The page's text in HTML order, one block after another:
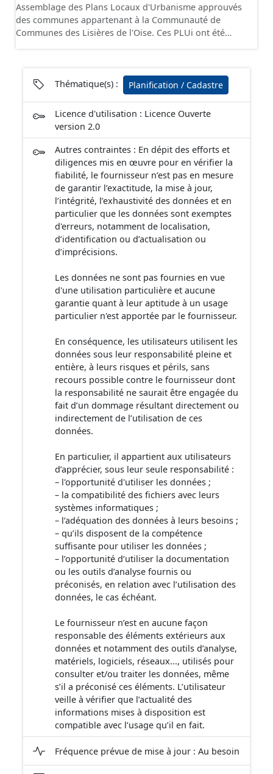
Assemblage des Plans Locaux d'Urbanisme approuvés
des communes appartenant à la Communauté de
Communes des Lisières de l'Oise. Ces PLUi ont été
et graphiques, les annexes, les OAP et les données
de ces données, il est rappelé que seuls les documents
papier font foi et sont opposables d'un point de vue
juridique.
Thématique(s) : Planification / Cadastre
Licence d'utilisation : Licence Ouverte
version 2.0
Autres contraintes : En dépit des efforts et
diligences mis en œuvre pour en vérifier la
fiabilité, le fournisseur n’est pas en mesure
de garantir l’exactitude, la mise à jour,
l’intégrité, l’exhaustivité des données et en
particulier que les données sont exemptes
d'erreurs, notamment de localisation,
d’identification ou d’actualisation ou
d’imprécisions.
Les données ne sont pas fournies en vue
d'une utilisation particulière et aucune
garantie quant à leur aptitude à un usage
particulier n'est apportée par le fournisseur.
En conséquence, les utilisateurs utilisent les
données sous leur responsabilité pleine et
entière, à leurs risques et périls, sans
recours possible contre le fournisseur dont
la responsabilité ne saurait être engagée du
fait d’un dommage résultant directement ou
indirectement de l’utilisation de ces
données.
En particulier, il appartient aux utilisateurs
d’apprécier, sous leur seule responsabilité :
– l'opportunité d'utiliser les données ;
– la compatibilité des fichiers avec leurs
systèmes informatiques ;
– l’adéquation des données à leurs besoins ;
– qu’ils disposent de la compétence
suffisante pour utiliser les données ;
– l’opportunité d’utiliser la documentation
ou les outils d’analyse fournis ou
préconisés, en relation avec l’utilisation des
données, le cas échéant.
Le fournisseur n’est en aucune façon
responsable des éléments extérieurs aux
données et notamment des outils d’analyse,
matériels, logiciels, réseaux..., utilisés pour
consulter et/ou traiter les données, même
s’il a préconisé ces éléments. L’utilisateur
veille à vérifier que l’actualité des
informations mises à disposition est
compatible avec l’usage qu’il en fait.
Fréquence prévue de mise à jour : Au besoin